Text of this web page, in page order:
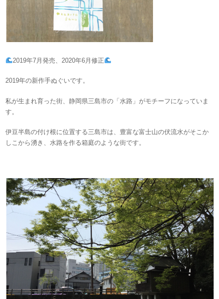
2019年7月発売、2020年6月修正
2019年の新作手ぬぐいです。
私が生まれ育った街、静岡県三島市の「水路」がモチーフになっていま
す。
伊豆半島の付け根に位置する三島市は、豊富な富士山の伏流水がそこか
しこから湧き、水路を作る箱庭のような街です。